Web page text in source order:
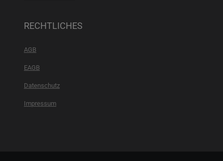
RECHTLICHES
AGB
EAGB
Datenschutz
Impressum